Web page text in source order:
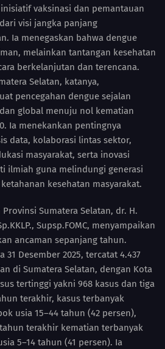
vaksinasi dan pemantauan
visi jangka panjang
Ia menegaskan bahwa dengue
melainkan tantangan kesehatan
berkelanjutan dan terencana.
Selatan, katanya,
pencegahan dengue sejalan
global menuju nol kematian
Ia menekankan pentingnya
data, kolaborasi lintas sektor,
masyarakat, serta inovasi
ilmiah guna melindungi generasi
kesehatan masyarakat.
Sumatera Selatan, dr. H.
Supsp.FOMC, menyampaikan
ancaman sepanjang tahun.
31 Desember 2025, tercatat 4.437
di Sumatera Selatan, dengan Kota
tertinggi yakni 968 kasus dan tiga
terakhir, kasus terbanyak
usia 15–44 tahun (42 persen),
terakhir kematian terbanyak
5–14 tahun (41 persen). Ia